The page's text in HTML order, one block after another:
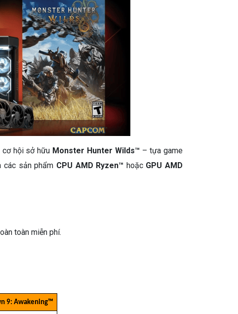
cơ hội sở hữu Monster Hunter Wilds™ – tựa game
các sản phẩm CPU AMD Ryzen™ hoặc GPU AMD
toàn miễn phí.
9: Awakening™